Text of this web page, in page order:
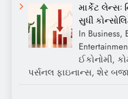
માર્કેટ લેન્સઃ
સુધી
In Business,
ઈકોનોમી,
પર્સનલ ફાઇનાન્સ, શેર